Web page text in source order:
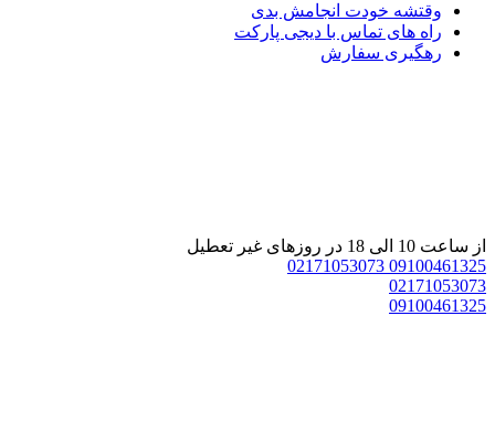
وقتشه خودت انجامش بدی
راه های تماس با دیجی پارکت
رهگیری سفارش
از ساعت 10 الی 18 در روزهای غیر تعطیل
09100461325
02171053073
02171053073
09100461325